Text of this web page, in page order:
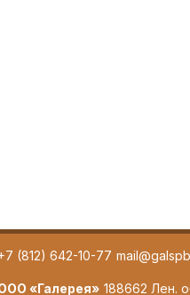
(812) 642-10-77
«Галерея» 188662 Лен.